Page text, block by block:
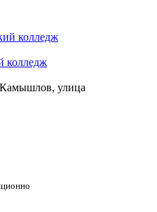
колледж
Камышлов, улица